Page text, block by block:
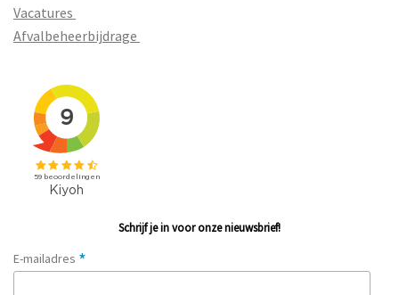
Vacatures
Afvalbeheerbijdrage
Schrijf je in voor onze nieuwsbrief!
E-mailadres *